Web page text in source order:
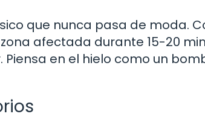
que nunca pasa de moda.
afectada durante 15-20
en el hielo como un